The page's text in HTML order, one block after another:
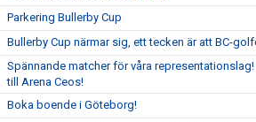
Parkering Bullerby Cup
Bullerby Cup närmar sig, ett tecken är att BC-
Spännande matcher för våra
till Arena Ceos!
Boka boende i Göteborg!